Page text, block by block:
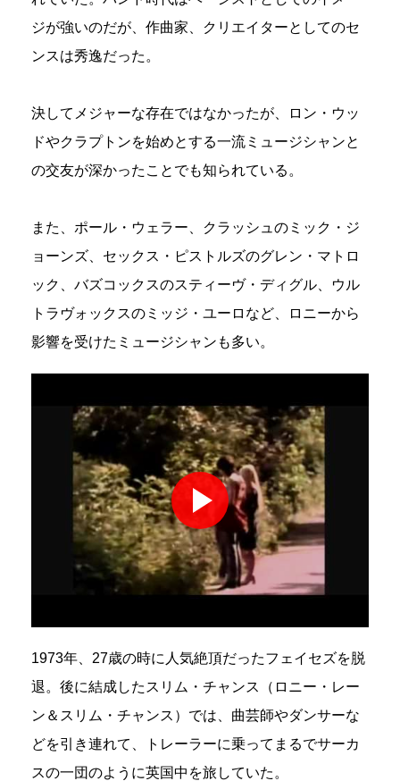
ジが強いのだが、作曲家、クリエイターとしてのセ
ンスは秀逸だった。
決してメジャーな存在ではなかったが、ロン・ウッ
ドやクラプトンを始めとする一流ミュージシャンと
の交友が深かったことでも知られている。
また、ポール・ウェラー、クラッシュのミック・ジ
ョーンズ、セックス・ピストルズのグレン・マトロ
ック、バズコックスのスティーヴ・ディグル、ウル
トラヴォックスのミッジ・ユーロなど、ロニーから
影響を受けたミュージシャンも多い。
1973年、27歳の時に人気絶頂だったフェイセズを脱
退。後に結成したスリム・チャンス（ロニー・レー
ン＆スリム・チャンス）では、曲芸師やダンサーな
どを引き連れて、トレーラーに乗ってまるでサーカ
スの一団のように英国中を旅していた。